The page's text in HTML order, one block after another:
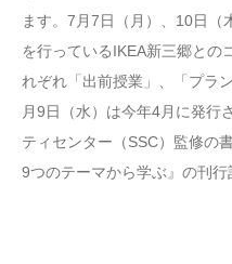
ます。7月7日（月）、10日（
を行っているIKEA新三郷との
れぞれ「出前授業」、「プラ
月9日（水）は今年4月に発行
ティセンター（SSC）監修の
9つのテーマから学ぶ』の刊行